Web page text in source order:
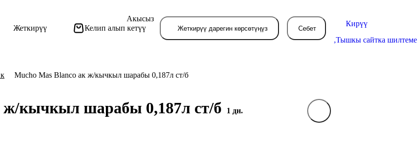
Жеткирүү Келип алып кетүү
Акысыз
Жеткирүү дарегин көрсөтүңүз Себет
Кирүү
,Тышкы сайтка шилтеме
Mucho Mas Blanco ак ж/кычкыл шарабы 0,187л ст/б
ж/кычкыл шарабы 0,187л ст/б 1 дн.
Себетиңиз азырынча